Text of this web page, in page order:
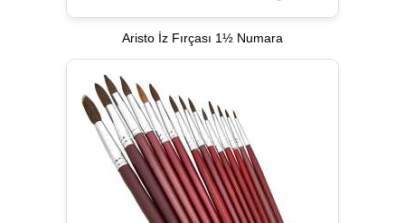
Aristo İz Fırçası 1½ Numara